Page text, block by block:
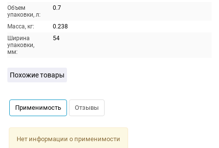
Объем
упаковки, л:
0.7
Масса, кг:
0.238
Ширина
упаковки,
мм:
54
Похожие товары
Применимость Отзывы
Нет информации о применимости